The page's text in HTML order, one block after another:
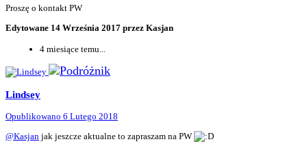
Proszę o kontakt PW
Edytowane 14 Września 2017 przez Kasjan
4 miesiące temu...
Lindsey
Opublikowano 6 Lutego 2018
@Kasjan jak jeszcze aktualne to zapraszam na PW